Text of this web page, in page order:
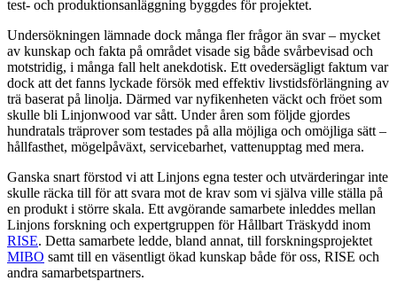
test- och produktionsanläggning byggdes för projektet.
Undersökningen lämnade dock många fler frågor än svar – mycket
av kunskap och fakta på området visade sig både svårbevisad och
motstridig, i många fall helt anekdotisk. Ett ovedersägligt faktum var
dock att det fanns lyckade försök med effektiv livstidsförlängning av
trä baserat på linolja. Därmed var nyfikenheten väckt och fröet som
skulle bli Linjonwood var sått. Under åren som följde gjordes
hundratals träprover som testades på alla möjliga och omöjliga sätt –
hållfasthet, mögelpåväxt, servicebarhet, vattenupptag med mera.
Ganska snart förstod vi att Linjons egna tester och utvärderingar inte
skulle räcka till för att svara mot de krav som vi själva ville ställa på
en produkt i större skala. Ett avgörande samarbete inleddes mellan
Linjons forskning och expertgruppen för Hållbart Träskydd inom
RISE. Detta samarbete ledde, bland annat, till forskningsprojektet
MIBO samt till en väsentligt ökad kunskap både för oss, RISE och
andra samarbetspartners.